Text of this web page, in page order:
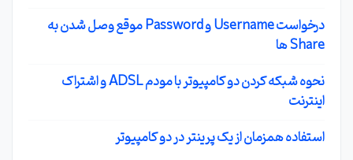
درخواست Username و Password موقع وصل شدن به
Share ها
نحوه شبکه کردن دو کامپیوتر با مودم ADSL و اشتراک
اینترنت
استفاده همزمان از یک پرینتر در دو کامپیوتر